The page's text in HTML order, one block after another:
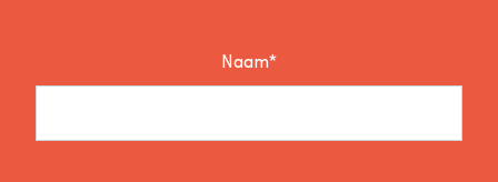
Naam*